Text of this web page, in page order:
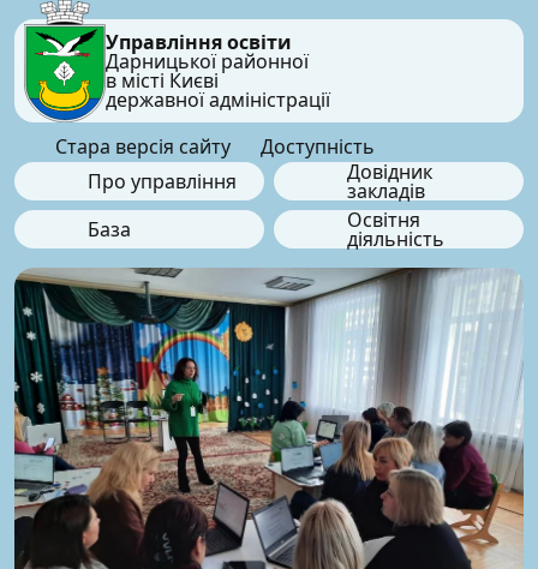
Управління освіти
Дарницької районної
в місті Києві
державної адміністрації
Стара версія сайту
Доступність
Про управління
Довідник
закладів
База
Освітня
діяльність